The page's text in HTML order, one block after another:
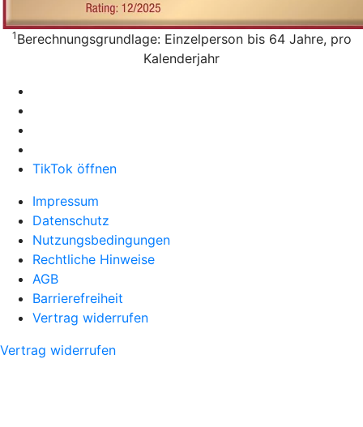
1 Berechnungsgrundlage: Einzelperson bis 64 Jahre, pro
Kalenderjahr
TikTok öffnen
Impressum
Datenschutz
Nutzungsbedingungen
Rechtliche Hinweise
AGB
Barrierefreiheit
Vertrag widerrufen
Vertrag widerrufen